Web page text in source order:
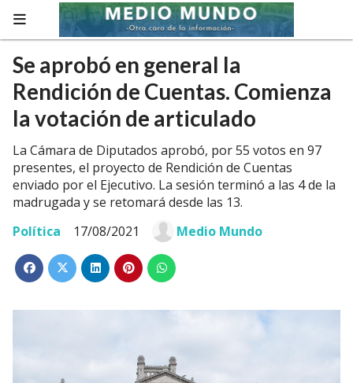
Se aprobó en general la
Rendición de Cuentas. Comienza
la votación de articulado
La Cámara de Diputados aprobó, por 55 votos en 97
presentes, el proyecto de Rendición de Cuentas
enviado por el Ejecutivo. La sesión terminó a las 4 de la
madrugada y se retomará desde las 13.
Política
17/08/2021 Medio Mundo